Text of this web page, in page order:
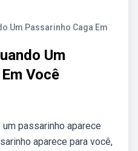
Um Passarinho Caga Em
Um
Você
passarinho aparece
aparece para você,